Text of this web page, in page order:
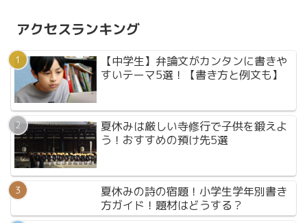
アクセスランキング
【中学生】弁論文がカンタンに書きや
すいテーマ5選！【書き方と例文も】
夏休みは厳しい寺修行で子供を鍛えよ
う！おすすめの預け先5選
夏休みの詩の宿題！小学生学年別書き